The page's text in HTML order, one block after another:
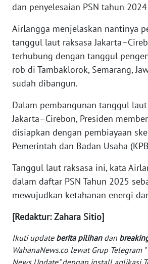
dan penyelesaian PSN tahun
Airlangga menjelaskan nantinya
tanggul laut raksasa
terhubung dengan tanggul
rob di Tambaklorok, Semarang,
sudah dibangun.
Dalam pembangunan tanggul laut
Jakarta–Cirebon, Presiden
disiapkan dengan pembiayaan
Pemerintah dan Badan Usaha
Tanggul laut raksasa ini, kata
dalam daftar PSN Tahun 2025
mewujudkan ketahanan energi
[Redaktur: Zahara Sitio]
Ikuti update berita pilihandan
WahanaNews.co lewat Grup Telegram
WN
SULBAR
WN
WN
SUMBAR
WN
SUMSEL
WN
BENGKULU
WN
LAMPUNG
WN
JATENG